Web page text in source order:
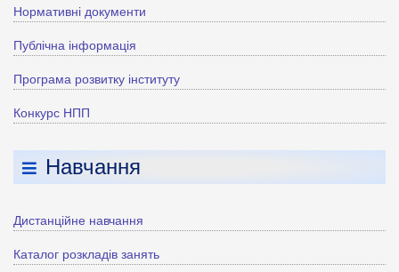
Нормативні документи
Публічна інформація
Програма розвитку інституту
Конкурс НПП
Навчання
Дистанційне навчання
Каталог розкладів занять